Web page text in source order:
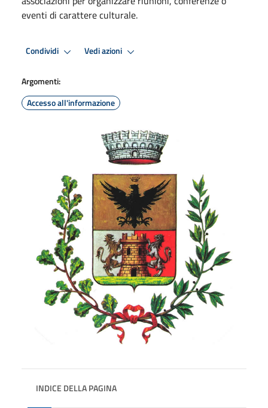
eventi di carattere culturale.
Condividi Vedi azioni
Argomenti:
Accesso all'informazione
INDICE DELLA PAGINA